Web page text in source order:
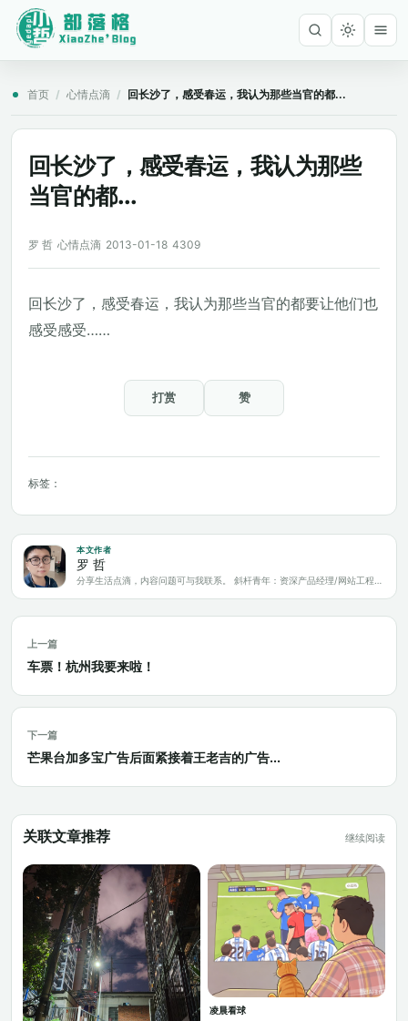
首页 / 心情点滴 / 回长沙了，感受春运，我认为那些当官的都...
回长沙了，感受春运，我认为那些
当官的都...
罗 哲 心情点滴 2013-01-18 4309
回长沙了，感受春运，我认为那些当官的都要让他们也
感受感受……
打赏 赞
标签：
本文作者
罗 哲
上一篇
车票！杭州我要来啦！
下一篇
芒果台加多宝广告后面紧接着王老吉的广告...
关联文章推荐 继续阅读
凌晨看球